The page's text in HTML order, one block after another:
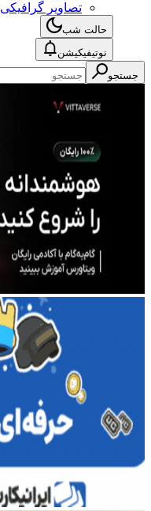
تصاویر گرافیکی
حالت شب
نوتیفیکیشن
جستجو